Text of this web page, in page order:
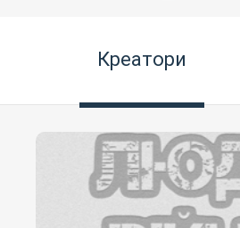
Креатори